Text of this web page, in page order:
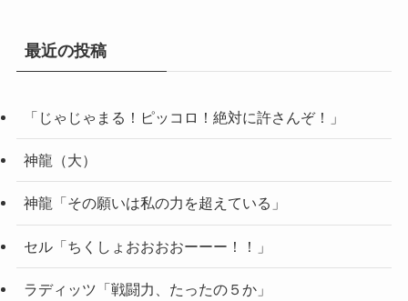
最近の投稿
「じゃじゃまる！ピッコロ！絶対に許さんぞ！」
神龍（大）
神龍「その願いは私の力を超えている」
セル「ちくしょおおおおーーー！！」
ラディッツ「戦闘力、たったの５か」